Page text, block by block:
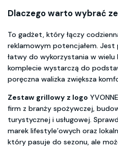
Dlaczego warto wybrać
To gadżet, który łączy
reklamowym potencjałem.
łatwy do wykorzystania w
komplecie wystarczą do
poręczna walizka zwiększa
Zestaw grillowy z logo
firm z branży spożywczej,
turystycznej i usługowej.
marek lifestyle’owych oraz
który pasuje do sezonu, ale